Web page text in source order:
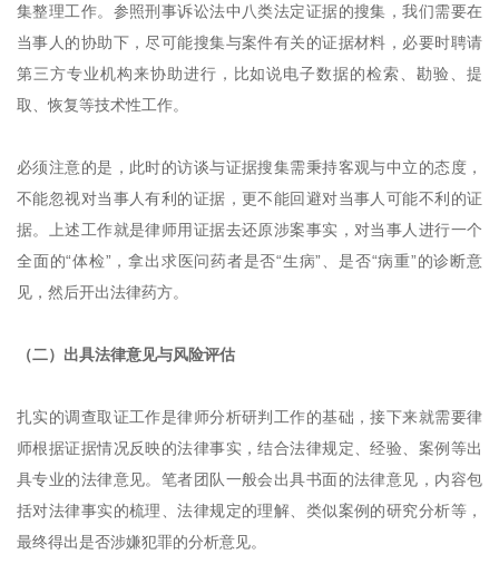
集整理工作。参照刑事诉讼法中八类法定证据的搜集，我们需要在
当事人的协助下，尽可能搜集与案件有关的证据材料，必要时聘请
第三方专业机构来协助进行，比如说电子数据的检索、勘验、提
取、恢复等技术性工作。
必须注意的是，此时的访谈与证据搜集需秉持客观与中立的态度，
不能忽视对当事人有利的证据，更不能回避对当事人可能不利的证
据。上述工作就是律师用证据去还原涉案事实，对当事人进行一个
全面的“体检”，拿出求医问药者是否“生病”、是否“病重”的诊断意
见，然后开出法律药方。
（二）出具法律意见与风险评估
扎实的调查取证工作是律师分析研判工作的基础，接下来就需要律
师根据证据情况反映的法律事实，结合法律规定、经验、案例等出
具专业的法律意见。笔者团队一般会出具书面的法律意见，内容包
括对法律事实的梳理、法律规定的理解、类似案例的研究分析等，
最终得出是否涉嫌犯罪的分析意见。